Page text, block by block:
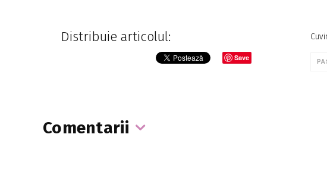
Distribuie articolul:
Save
Comentarii